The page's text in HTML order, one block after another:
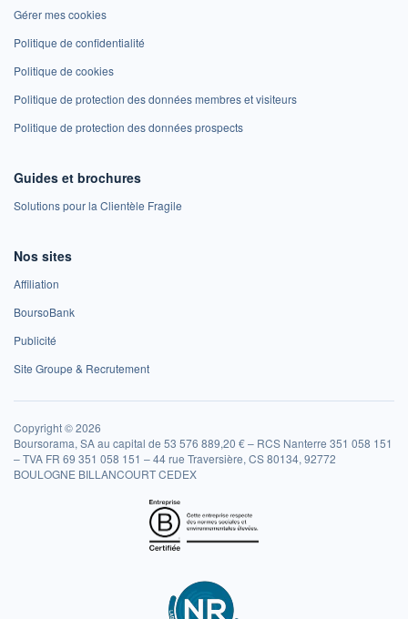
Gérer mes cookies
Politique de confidentialité
Politique de cookies
Politique de protection des données membres et visiteurs
Politique de protection des données prospects
Guides et brochures
Solutions pour la Clientèle Fragile
Nos sites
Affiliation
BoursoBank
Publicité
Site Groupe & Recrutement
Copyright © 2026
Boursorama, SA au capital de 53 576 889,20 € – RCS Nanterre 351 058 151
– TVA FR 69 351 058 151 – 44 rue Traversière, CS 80134, 92772
BOULOGNE BILLANCOURT CEDEX